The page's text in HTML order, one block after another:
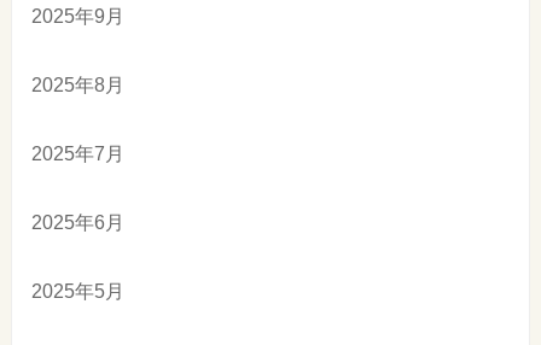
2025年9月
2025年8月
2025年7月
2025年6月
2025年5月